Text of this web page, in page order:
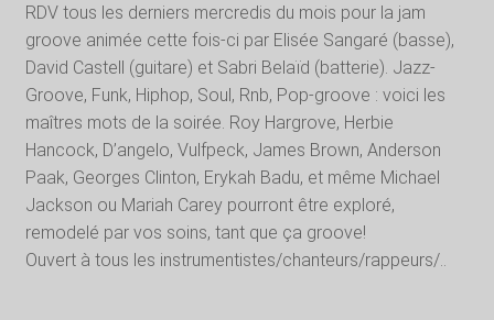
RDV tous les derniers mercredis du mois pour la jam
groove animée cette fois-ci par Elisée Sangaré (basse),
David Castell (guitare) et Sabri Belaïd (batterie). Jazz-
Groove, Funk, Hiphop, Soul, Rnb, Pop-groove : voici les
maîtres mots de la soirée. Roy Hargrove, Herbie
Hancock, D’angelo, Vulfpeck, James Brown, Anderson
Paak, Georges Clinton, Erykah Badu, et même Michael
Jackson ou Mariah Carey pourront être exploré,
remodelé par vos soins, tant que ça groove!
Ouvert à tous les instrumentistes/chanteurs/rappeurs/..